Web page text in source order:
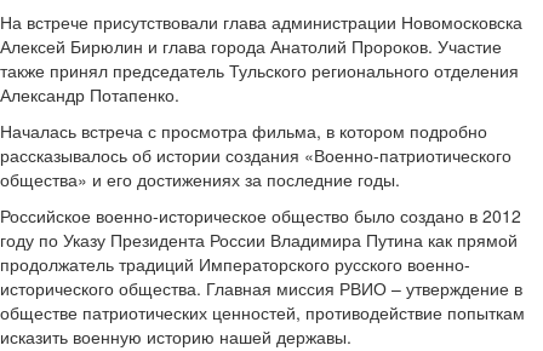
На встрече присутствовали глава администрации Новомосковска
Алексей Бирюлин и глава города Анатолий Пророков. Участие
также принял председатель Тульского регионального отделения
Александр Потапенко.
Началась встреча с просмотра фильма, в котором подробно
рассказывалось об истории создания «Военно-патриотического
общества» и его достижениях за последние годы.
Российское военно-историческое общество было создано в 2012
году по Указу Президента России Владимира Путина как прямой
продолжатель традиций Императорского русского военно-
исторического общества. Главная миссия РВИО – утверждение в
обществе патриотических ценностей, противодействие попыткам
исказить военную историю нашей державы.